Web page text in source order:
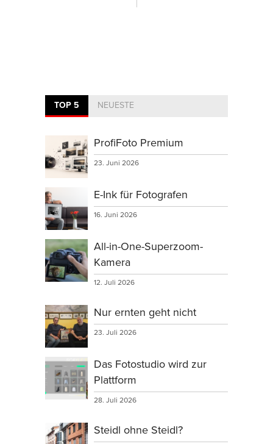
TOP 5 NEUESTE
ProfiFoto Premium
23. Juni 2026
E-Ink für Fotografen
16. Juni 2026
All-in-One-Superzoom-
Kamera
12. Juli 2026
Nur ernten geht nicht
23. Juli 2026
Das Fotostudio wird zur
Plattform
28. Juli 2026
Steidl ohne Steidl?